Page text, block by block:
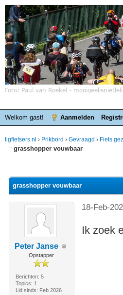
Welkom gast! Aanmelden
ligfietsers.nl › Prikbord › Gevraagd › Fiets
grasshopper vouwbaar
grasshopper vouwbaar
Peter Janse
Opstapper
Berichten: 5
Topics: 1
Lid sinds: Feb 2026
18-Feb-
Ik zoek